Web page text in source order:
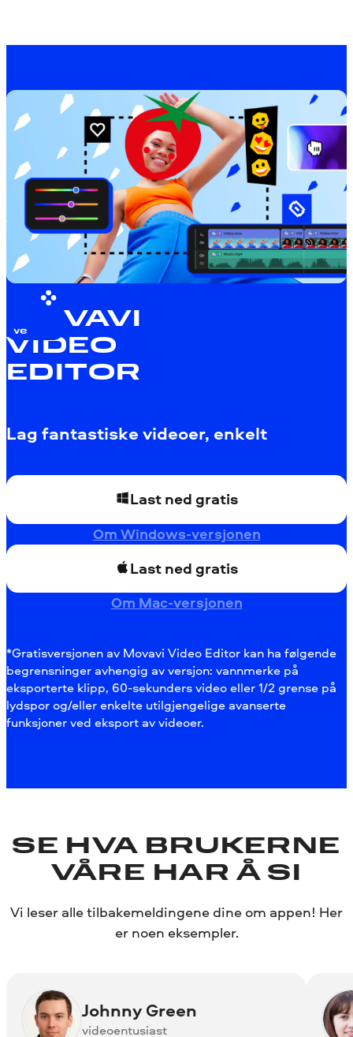
MOVAVI
VIDEO
EDITOR
Lag fantastiske videoer, enkelt
Last ned gratis
Om Windows-versjonen
Last ned gratis
Om Mac-versjonen
*Gratisversjonen av Movavi Video Editor kan ha følgende
begrensninger avhengig av versjon: vannmerke på
eksporterte klipp, 60-sekunders video eller 1/2 grense på
lydspor og/eller enkelte utilgjengelige avanserte
funksjoner ved eksport av videoer.
SE HVA BRUKERNE
VÅRE HAR Å SI
Vi leser alle tilbakemeldingene dine om appen! Her
er noen eksempler.
Johnny Green
videoentusiast